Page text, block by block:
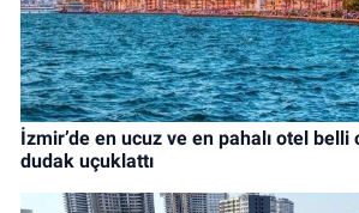
İzmir’de en ucuz ve en pahalı otel
dudak uçuklattı